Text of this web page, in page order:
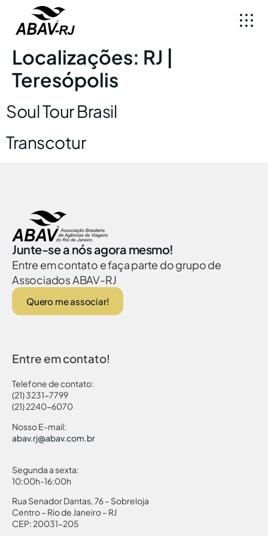
Localizações: RJ |
Teresópolis
Soul Tour Brasil
Transcotur
Junte-se a nós agora mesmo!
Entre em contato e faça parte do grupo de
Associados ABAV-RJ
Quero me associar!
Entre em contato!
Telefone de contato:
(21) 3231-7799
(21) 2240-6070
Nosso E-mail:
abav.rj@abav.com.br
Segunda a sexta:
10:00h-16:00h
Rua Senador Dantas, 76 – Sobreloja
Centro – Rio de Janeiro – RJ
CEP: 20031-205